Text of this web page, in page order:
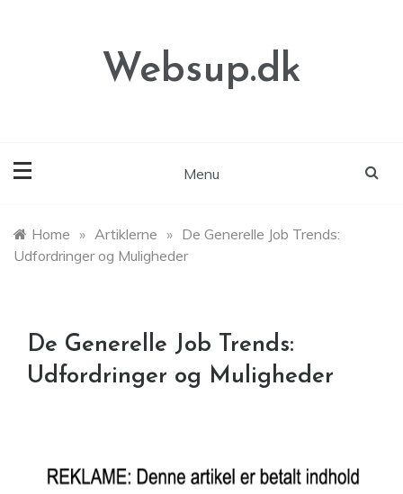
Websup.dk
Menu
Home » Artiklerne » De Generelle Job Trends:
Udfordringer og Muligheder
De Generelle Job Trends:
Udfordringer og Muligheder